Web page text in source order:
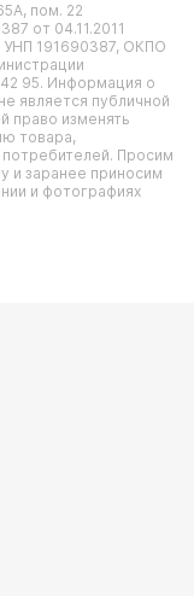
пом. 22
от 04.11.2011
УНП 191690387, ОКПО
95. Информация о
является публичной
право изменять
товара,
Просим
и заранее приносим
и фотографиях